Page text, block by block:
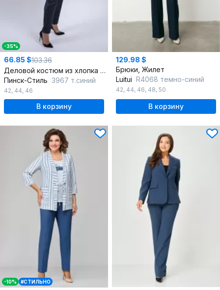
-35%
66.85 $103.36
Деловой костюм из хлопка со строгим кроем
Пинск-Стиль 3967 т.синий
42, 44, 46
В корзину
129.98 $
Брюки, Жилет
Luitui R4068 темно-синий
42, 44, 46, 48, 50
В корзину
-10% #СТИЛЬНО